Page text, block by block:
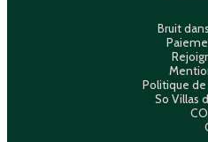
Bruit
Politique
So Villas